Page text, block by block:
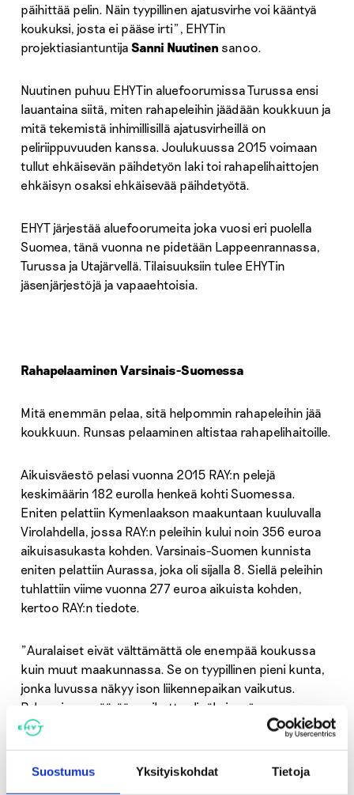
Suostumus Yksityiskohdat Tietoja
päihittää pelin. Näin tyypillinen ajatusvirhe voi kääntyä
koukuksi, josta ei pääse irti”, EHYTin
projektiasiantuntija Sanni Nuutinen sanoo.
Nuutinen puhuu EHYTin aluefoorumissa Turussa ensi
lauantaina siitä, miten rahapeleihin jäädään koukkuun ja
mitä tekemistä inhimillisillä ajatusvirheillä on
peliriippuvuuden kanssa. Joulukuussa 2015 voimaan
tullut ehkäisevän päihdetyön laki toi rahapelihaittojen
ehkäisyn osaksi ehkäisevää päihdetyötä.
EHYT järjestää aluefoorumeita joka vuosi eri puolella
Suomea, tänä vuonna ne pidetään Lappeenrannassa,
Turussa ja Utajärvellä. Tilaisuuksiin tulee EHYTin
jäsenjärjestöjä ja vapaaehtoisia.
Rahapelaaminen Varsinais-Suomessa
Mitä enemmän pelaa, sitä helpommin rahapeleihin jää
koukkuun. Runsas pelaaminen altistaa rahapelihaitoille.
Aikuisväestö pelasi vuonna 2015 RAY:n pelejä
keskimäärin 182 eurolla henkeä kohti Suomessa.
Eniten pelattiin Kymenlaakson maakuntaan kuuluvalla
Virolahdella, jossa RAY:n peleihin kului noin 356 euroa
aikuisasukasta kohden. Varsinais-Suomen kunnista
eniten pelattiin Aurassa, joka oli sijalla 8. Siellä peleihin
tuhlattiin viime vuonna 277 euroa aikuista kohden,
kertoo RAY:n tiedote.
”Auralaiset eivät välttämättä ole enempää koukussa
kuin muut maakunnassa. Se on tyypillinen pieni kunta,
jonka luvussa näkyy ison liikennepaikan vaikutus.
Pelaamisen määrään vaikuttaa lisäksi myös
pelipaikkojen määrä ja pelitarjonta.”, sanoo EHYTin